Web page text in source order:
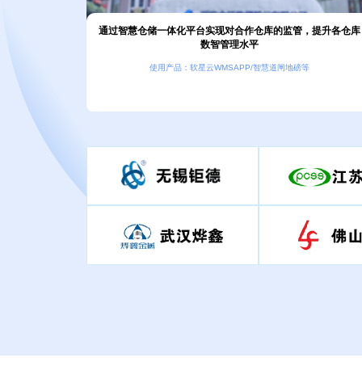
通过智慧仓储一体化平台实现对合作仓库的监管，提升各仓库
数智管理水平
使用产品：软星云WMSAPP/智慧道闸地磅等